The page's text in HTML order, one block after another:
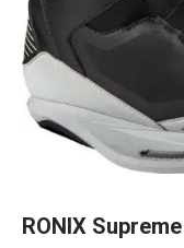
RONIX